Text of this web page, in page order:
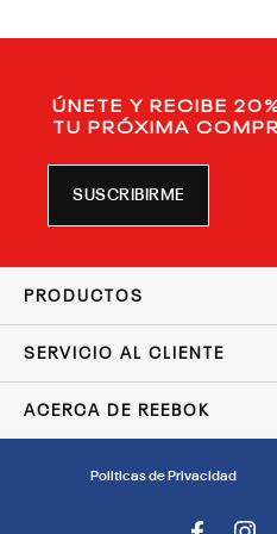
ÚNETE Y RECIBE
TU PRÓXIMA
SUSCRIBIRME
PRODUCTOS
SERVICIO AL CLIENTE
ACERCA DE REEBOK
Politicas de Privacidad